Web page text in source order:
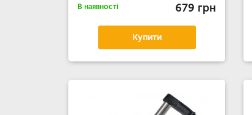
В наявності 679 грн
Купити